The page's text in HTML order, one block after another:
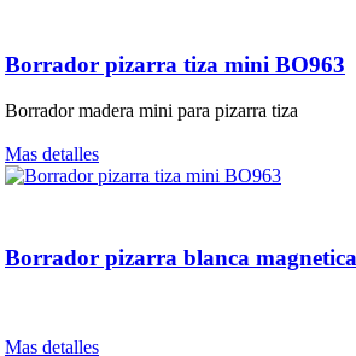
Borrador pizarra tiza mini BO963
Borrador madera mini para pizarra tiza
Mas detalles
Borrador pizarra blanca
Mas detalles